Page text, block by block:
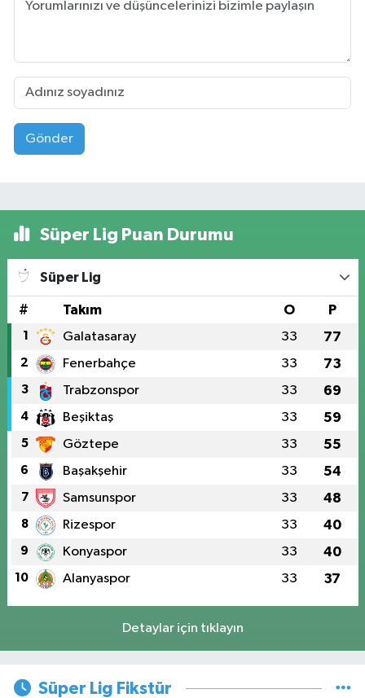
Gönder
Süper Lig Puan Durumu
Süper Lig
# Takım O P
1 Galatasaray 33 77
2 Fenerbahçe 33 73
3 Trabzonspor 33 69
4 Beşiktaş 33 59
5 Göztepe 33 55
6 Başakşehir 33 54
7 Samsunspor 33 48
8 Rizespor 33 40
9 Konyaspor 33 40
10 Alanyaspor 33 37
Detaylar için tıklayın
Süper Lig Fikstür